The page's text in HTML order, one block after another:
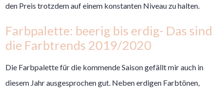
den Preis trotzdem auf einem konstanten Niveau zu halten.
Farbpalette: beerig bis erdig- Das sind
die Farbtrends 2019/2020
Die Farbpalette für die kommende Saison gefällt mir auch in
diesem Jahr ausgesprochen gut. Neben erdigen Farbtönen,